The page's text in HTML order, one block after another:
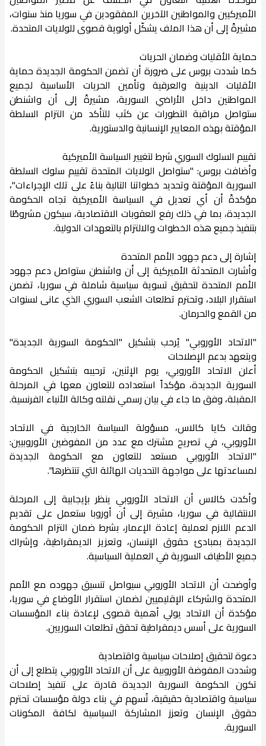
الأميركيين والمواطنين الآخرين المفقودين في سوريا منذ سنوات،
مشيرةً إلى أن هذا الملف يشكّل أولوية قصوى للولايات المتحدة.
حماية الأقليات وضمان الحريات
كما شددت بروس على ضرورة أن تضمن الحكومة الجديدة حماية
الأقليات الدينية والعرقية وتأمين الحريات الأساسية لجميع
المواطنين داخل الأراضي السورية، مشيرةً إلى أن واشنطن
ستواصل مراقبة التطورات عن كثب للتأكد من التزام السلطة
المؤقتة بهذه المعايير الإنسانية والدستورية.
تقييم السلوك السوري شرط لتغيير السياسة الأميركية
وأضافت بروس: "ستواصل الولايات المتحدة تقييم سلوك السلطة
السورية المؤقتة وتحديد خطواتنا التالية بناءً على تلك الإجراءات"،
مؤكدةً أن أي تعديل في السياسة الأميركية تجاه الحكومة
الجديدة، بما في ذلك رفع العقوبات الاقتصادية، سيكون مشروطًا
بتنفيذ جميع هذه الخطوات والالتزام بالتعهدات الدولية.
إشارة إلى دعم جهود الأمم المتحدة
وأشارت المتحدثة الأميركية إلى أن واشنطن ستواصل دعم جهود
الأمم المتحدة لتحقيق تسوية سياسية شاملة في سوريا، تضمن
استقرار البلاد، وتحترم تطلعات الشعب السوري الذي عانى لسنوات
من القمع والحرمان.
"الاتحاد الأوروبي" يُرحب بتشكيل "الحكومة السورية الجديدة"
ويتعهد بدعم الإصلاحات
أعلن الاتحاد الأوروبي، يوم الإثنين، ترحيبه بتشكيل الحكومة
السورية الجديدة، مؤكداً استعداده للتعاون معها في المرحلة
المقبلة، وفق ما جاء في بيان رسمي نقلته وكالة الأنباء الفرنسية.
وقالت كايا كالاس، مسؤولة السياسة الخارجية في الاتحاد
الأوروبي، في تصريح مشترك مع عدد من المفوضين الأوروبيين:
"الاتحاد الأوروبي مستعد للتعاون مع الحكومة الجديدة
لمساعدتها على مواجهة التحديات الهائلة التي تنتظرها".
وأكدت كالاس أن الاتحاد الأوروبي ينظر بإيجابية إلى المرحلة
الانتقالية في سوريا، مشيرة إلى أن أوروبا ستعمل على تقديم
الدعم اللازم لعملية إعادة الإعمار، بشرط ضمان التزام الحكومة
الجديدة بمبادئ حقوق الإنسان، وتعزيز الديمقراطية، وإشراك
جميع الأطياف السورية في العملية السياسية.
وأوضحت أن الاتحاد الأوروبي سيواصل تنسيق جهوده مع الأمم
المتحدة والشركاء الإقليميين لضمان استقرار الأوضاع في سوريا،
مؤكدة أن الاتحاد يولي أهمية قصوى لإعادة بناء المؤسسات
السورية على أسس ديمقراطية تحقق تطلعات السوريين.
دعوة لتحقيق إصلاحات سياسية واقتصادية
وشددت المفوضة الأوروبية على أن الاتحاد الأوروبي يتطلع إلى أن
تكون الحكومة السورية الجديدة قادرة على تنفيذ إصلاحات
سياسية واقتصادية حقيقية، تُسهم في بناء دولة مؤسسات تحترم
حقوق الإنسان وتعزز المشاركة السياسية لكافة المكونات
السورية.